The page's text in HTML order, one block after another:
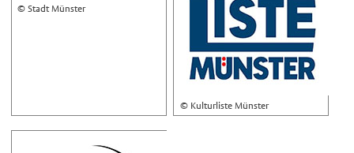
© Stadt Münster
© Kulturliste Münster